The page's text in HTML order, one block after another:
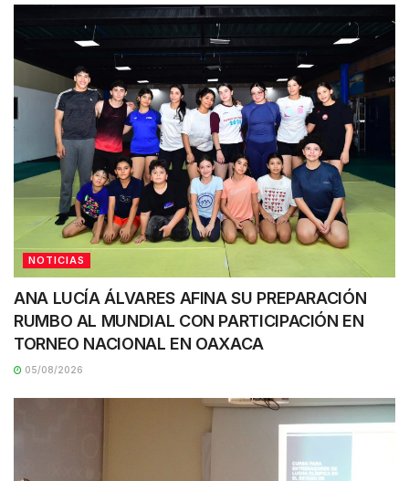
NOTICIAS
ANA LUCÍA ÁLVARES AFINA SU PREPARACIÓN
RUMBO AL MUNDIAL CON PARTICIPACIÓN EN
TORNEO NACIONAL EN OAXACA
05/08/2026